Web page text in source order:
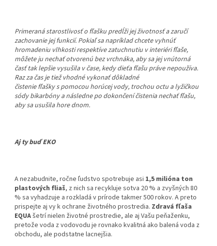
Primeraná starostlivosť o fľašku predĺži jej životnosť a zaručí
zachovanie jej funkcií. Pokiaľ sa napríklad chcete vyhnúť
hromadeniu vlhkosti respektíve zatuchnutiu v interiéri fľaše,
môžete ju nechať otvorenú bez vrchnáka, aby sa jej vnútorná
časť tak lepšie vysušila v čase, kedy dieťa fľašu práve nepoužíva.
Raz za čas je tiež vhodné vykonať dôkladné
čistenie fľašky s pomocou horúcej vody, trochou octu a lyžičkou
sódy bikarbóny a následne po dokončení čistenia nechať fľašu,
aby sa usušila hore dnom.
Aj ty buď EKO
A nezabudnite, ročne ľudstvo spotrebuje asi 1,5 milióna ton
plastových fliaš, z nich sa recykluje sotva 20 % a zvyšných 80
% sa vyhadzuje a rozkladá v prírode takmer 500 rokov. A preto
prispejte aj vy k ochrane životného prostredia. Zdravá fľaša
EQUAšetrí nielen životné prostredie, ale aj Vašu peňaženku,
pretože voda z vodovodu je rovnako kvalitná ako balená voda z
obchodu, ale podstatne lacnejšia.